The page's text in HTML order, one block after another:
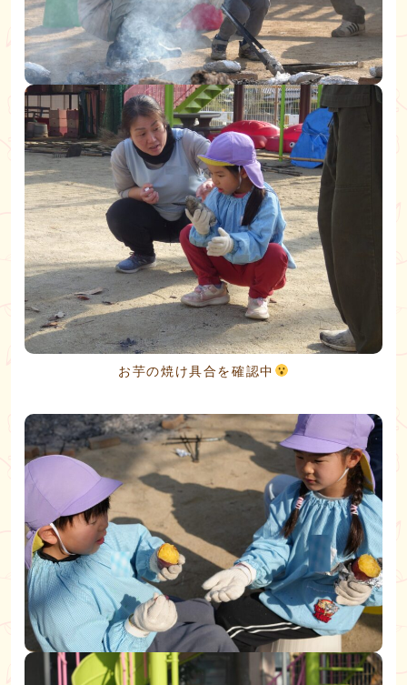
お芋の焼け具合を確認中